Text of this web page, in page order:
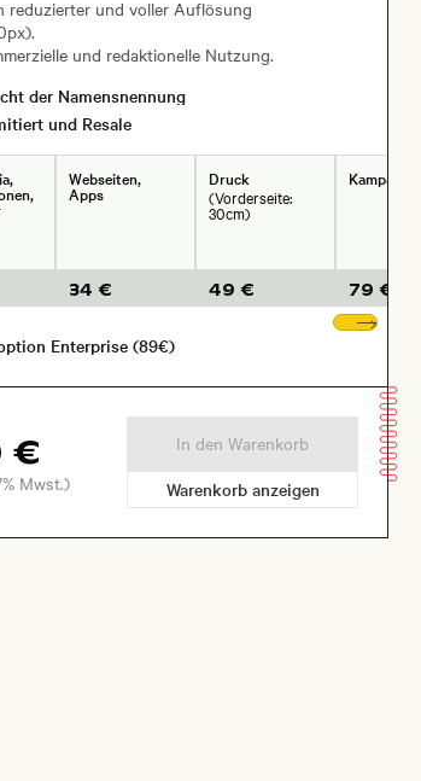
reduzierter und voller Auflösung
und redaktionelle Nutzung.
der Namensnennung
und Resale
Webseiten,
Apps
34 €
Druck
(Vorderseite:
30cm)
49 €
79 €
Enterprise (89€)
€
Mwst.)
In den Warenkorb
Warenkorb anzeigen